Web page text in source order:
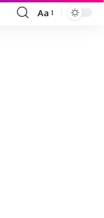
Font
Aa